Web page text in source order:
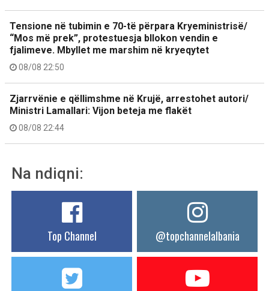
Tensione në tubimin e 70-të përpara Kryeministrisë/
“Mos më prek”, protestuesja bllokon vendin e
fjalimeve. Mbyllet me marshim në kryeqytet
08/08 22:50
Zjarrvënie e qëllimshme në Krujë, arrestohet autori/
Ministri Lamallari: Vijon beteja me flakët
08/08 22:44
Na ndiqni:
Top Channel @topchannelalbania